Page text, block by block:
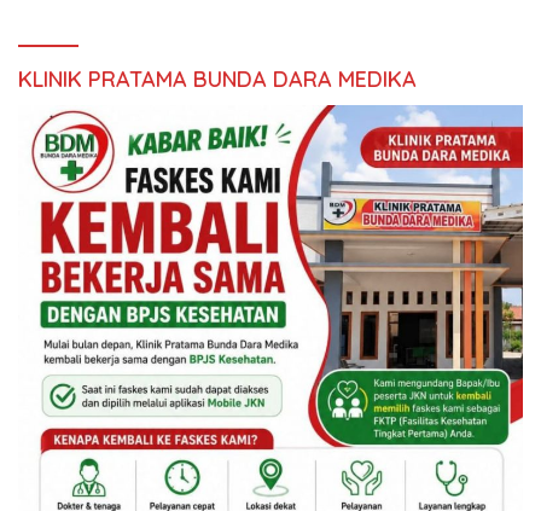
KLINIK PRATAMA BUNDA DARA MEDIKA